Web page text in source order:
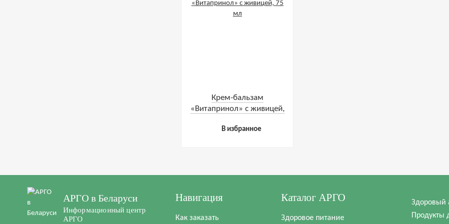
Крем-бальзам
«Витапринол» с живицей,
В избранное
АРГО в Беларуси
Информационный центр
АРГО
Навигация
Как заказать
Каталог АРГО
Здоровое питание
Здоровый